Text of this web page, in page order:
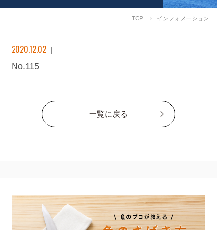
TOP インフォメーション
2020.12.02
No.115
一覧に戻る